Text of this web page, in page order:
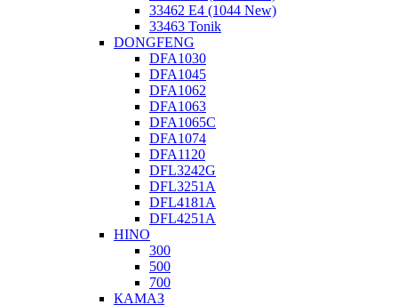
33462 E4 (1044 New)
33463 Tonik
DONGFENG
DFA1030
DFA1045
DFA1062
DFA1063
DFA1065C
DFA1074
DFA1120
DFL3242G
DFL3251A
DFL4181A
DFL4251A
HINO
300
500
700
КАМАЗ